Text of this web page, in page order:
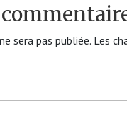
sera pas publiée. Les